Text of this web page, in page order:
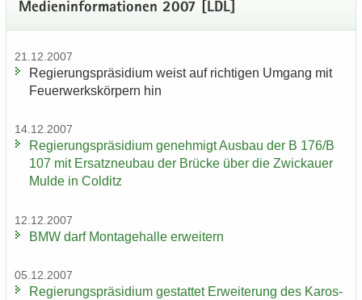
Me­di­en­in­for­ma­tio­nen 2007 [LDL]
21.12.2007
Re­gie­rungs­prä­si­di­um weist auf rich­ti­gen Um­gang mit
Feu­er­werks­kör­pern hin
14.12.2007
Re­gie­rungs­prä­si­di­um ge­neh­migt Aus­bau der B 176/B
107 mit Er­satz­neu­bau der Brü­cke über die Zwi­ckau­er
Mulde in Col­ditz
12.12.2007
BMW darf Mon­ta­ge­hal­le er­wei­tern
05.12.2007
Re­gie­rungs­prä­si­di­um ge­stat­tet Er­wei­te­rung des Ka­ros­